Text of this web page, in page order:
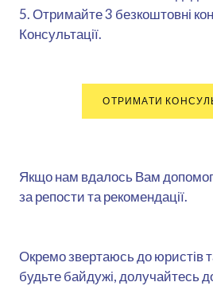
5. Отримайте 3 безкоштовні
Консультації.
ОТРИМАТИ
Якщо нам вдалось Вам
за репости та рекомендації.
Окремо звертаюсь до юристів
будьте байдужі, долучайтесь